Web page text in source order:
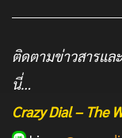
ติดตามข่าวสารแล
นี่…
Crazy Dial – The